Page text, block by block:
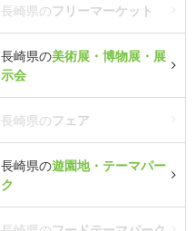
長崎県のフリーマーケット
長崎県の美術展・博物展・展
示会
長崎県のフェア
長崎県の遊園地・テーマパー
ク